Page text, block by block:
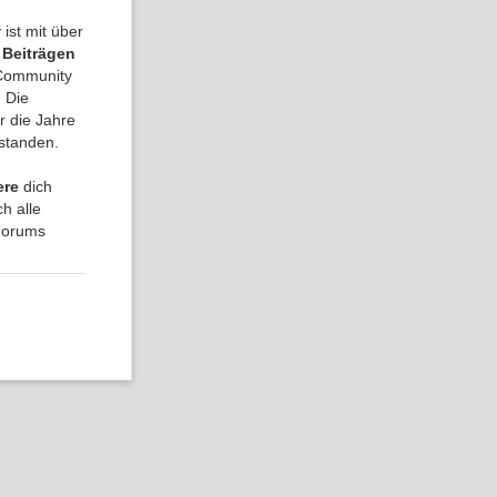
ist mit über
Die
die Jahre
dich
alle